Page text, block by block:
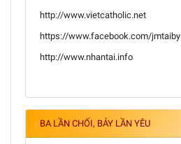
http://www.vietcatholic.net
https://www.facebook.com/jmtaiby
http://www.nhantai.info
BA LẦN CHỐI, BẢY LẦN YÊU